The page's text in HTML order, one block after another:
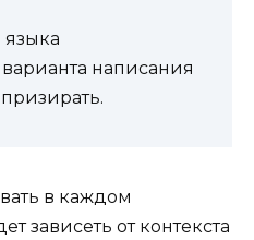
языка
написания
в каждом
зависеть от контекста